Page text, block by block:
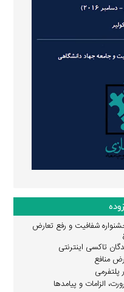
شفافیت و رفع تعارض
تاکسی اینترنتی
منافع
پلتفرمی
الزامات و پیامدها